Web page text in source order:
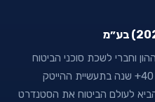
וחברי לשכת סוכני הביטוח
בישראל. נוסדה ע״י זאב יופה לאחר 40+ שנה בתעשיית ההייטק
לעולם הביטוח את הסטנדרט